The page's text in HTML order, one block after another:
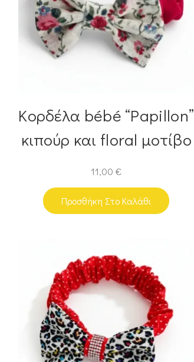
Κορδέλα bébé “Papillon”
κιπούρ και floral μοτίβο
11,00 €
Προσθήκη Στο Καλάθι